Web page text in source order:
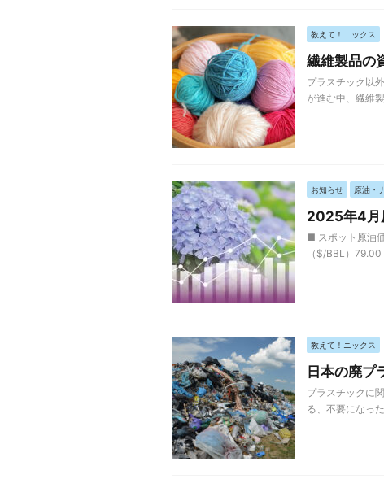
教えて！ニックス
繊維製品の
プラスチック以
が進む中、繊維
お知らせ 原油・
2025年4月
■ スポット原油
（$/BBL）
教えて！ニックス
日本の廃
プラスチックに
る、不要になっ